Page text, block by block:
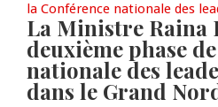
La Ministre Raina
deuxième phase
nationale des
dans le Grand